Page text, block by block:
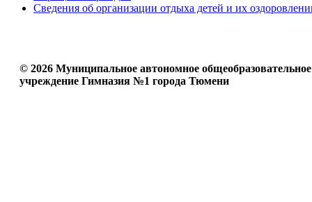
Сведения об организации отдыха детей и их
© 2026 Муниципальное автономное общеобразовательное
учреждение Гимназия №1 города Тюмени